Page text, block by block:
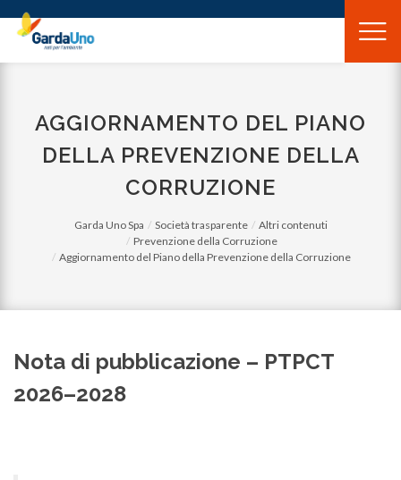
Gardauno
Spa
AGGIORNAMENTO DEL PIANO
DELLA PREVENZIONE DELLA
CORRUZIONE
Garda Uno Spa Società trasparente
Altri contenuti
Prevenzione della Corruzione
Aggiornamento del Piano della Prevenzione della Corruzione
Nota di pubblicazione – PTPCT
2026–2028